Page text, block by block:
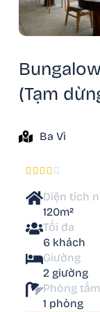
(Tạm
Ba Vì
    
Diện tích
120m²
Tối đa
6 khách
Giường
2 giường
Phòng tắm
1 phòng